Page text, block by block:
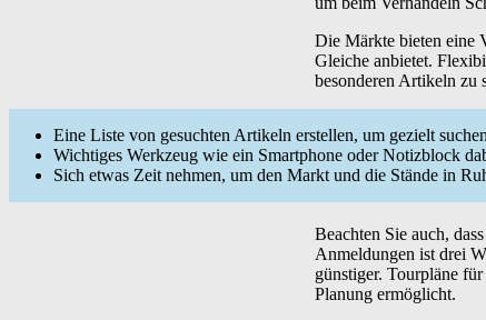
Die Märkte bieten eine
Gleiche anbietet.
besonderen Artikeln zu
Eine Liste von gesuchten Artikeln erstellen, um gezielt
Wichtiges Werkzeug wie ein Smartphone oder Notizblock
Sich etwas Zeit nehmen, um den Markt und die Stände in
Beachten Sie auch,
Anmeldungen ist drei
günstiger. Tourpläne
Planung ermöglicht.